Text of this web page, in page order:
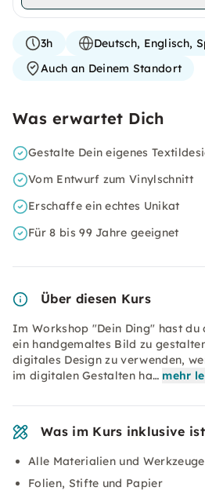
3h
Deutsch, Englisch,
Auch an Deinem Standort
Was erwartet Dich
Gestalte Dein eigenes
Vom Entwurf zum Vinylschnitt
Erschaffe ein echtes Unikat
Für 8 bis 99 Jahre geeignet
Über diesen Kurs
Im Workshop "Dein Ding" hast du
ein handgemaltes Bild zu
digitales Design zu verwenden,
im digitalen Gestalten ha… mehr
Was im Kurs inklusive ist
Alle Materialien und Werkzeuge
Folien, Stifte und Papier